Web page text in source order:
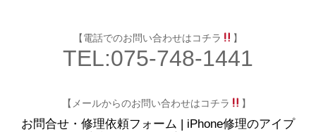
【電話でのお問い合わせはコチラ 】
TEL:075-748-1441
【メールからのお問い合わせはコチラ 】
お問合せ・修理依頼フォーム | iPhone修理のアイプ